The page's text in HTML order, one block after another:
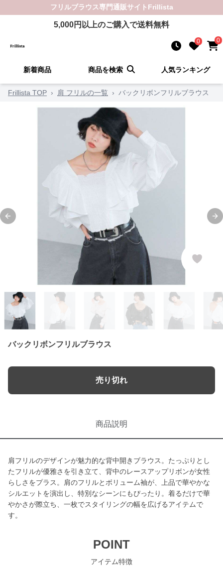
フリルブラウス専門通販サイト Frillista
5,000円以上のご購入で送料無料
0 0
新着商品 商品を検索 人気ランキング
Frillista TOP › 肩 フリルの一覧 › バックリボンフリルブラウス
Previous slide
バックリボンフリルブラウス
売り切れ
商品説明
肩フリルのデザインが魅力的な背中開きブラウス。たっぷりとし
たフリルが優雅さを引き立て、背中のレースアップリボンが女性
らしさをプラス。肩のフリルとボリューム袖が、上品で華やかな
シルエットを演出し、特別なシーンにもぴったり。着るだけで華
やかさが際立ち、一枚でスタイリングの幅を広げるアイテムで
す。
POINT
アイテム特徴